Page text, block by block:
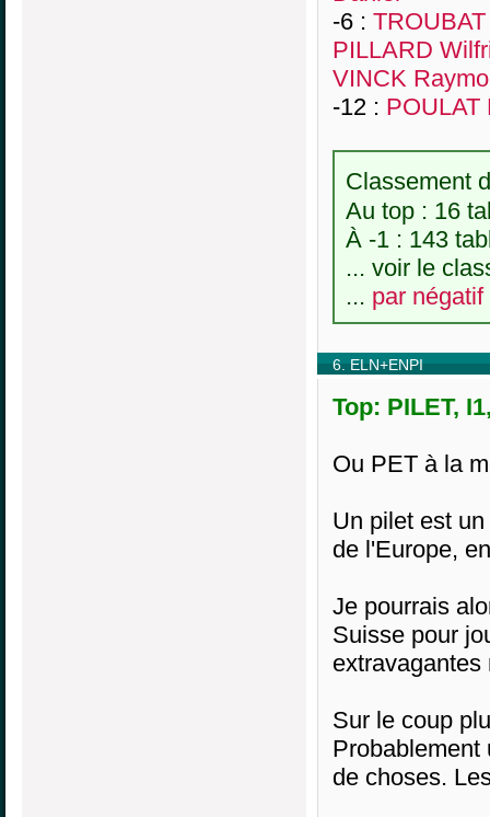
-6 :
PILLARD
VINCK
-12 : POULAT
Classement
Au top : 16
À -1 : 143
... voir le
... par négatif
6. ELN+ENPI
Top: PILET,
Ou PET à la
Un pilet est
de l'Europe,
Je pourrais
Suisse pour
extravagantes
Sur le coup
de choses.